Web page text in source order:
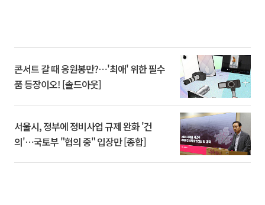
콘서트 갈 때 응원봉만?⋯'최애' 위한 필수
품 등장이오! [솔드아웃]
서울시, 정부에 정비사업 규제 완화 '건
의'⋯국토부 "협의 중" 입장만 [종합]